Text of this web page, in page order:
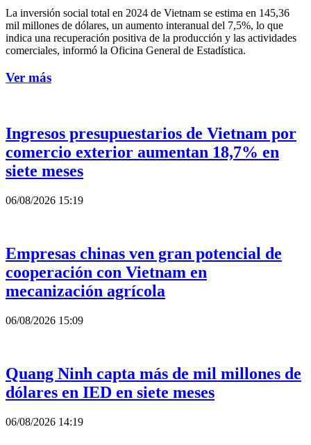
La inversión social total en 2024 de Vietnam se estima en 145,36
mil millones de dólares, un aumento interanual del 7,5%, lo que
indica una recuperación positiva de la producción y las actividades
comerciales, informó la Oficina General de Estadística.
Ver más
Ingresos presupuestarios de Vietnam por
comercio exterior aumentan 18,7% en
siete meses
06/08/2026 15:19
Empresas chinas ven gran potencial de
cooperación con Vietnam en
mecanización agrícola
06/08/2026 15:09
Quang Ninh capta más de mil millones de
dólares en IED en siete meses
06/08/2026 14:19